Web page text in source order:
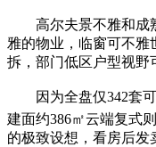
高尔夫景不雅和成熟
雅的物业，临窗可不
拆，部门低区户型视野
因为全盘仅342套可
建面约386㎡云端复式
的极致设想，看房后发